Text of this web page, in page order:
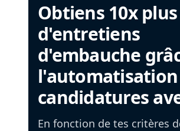
Obtiens 10x plus
d'entretiens
d'embauche
l'automatisation
candidatures
En fonction de tes critères